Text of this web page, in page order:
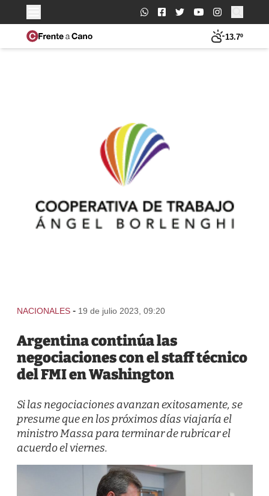
Buscar:
13.7º
NACIONALES - 19 de julio 2023, 09:20
Argentina continúa las
negociaciones con el staff técnico
del FMI en Washington
Si las negociaciones avanzan exitosamente, se
presume que en los próximos días viajaría el
ministro Massa para terminar de rubricar el
acuerdo el viernes.